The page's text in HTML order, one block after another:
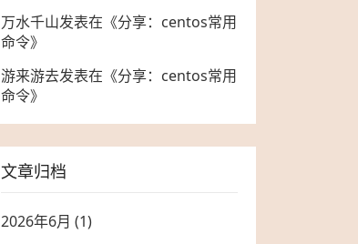
万水千山发表在《分享：centos常用
命令》
游来游去发表在《分享：centos常用
命令》
文章归档
2026年6月 (1)